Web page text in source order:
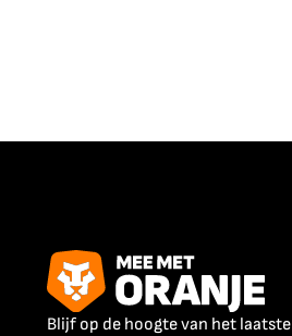
Blijf op de hoogte van het laatste